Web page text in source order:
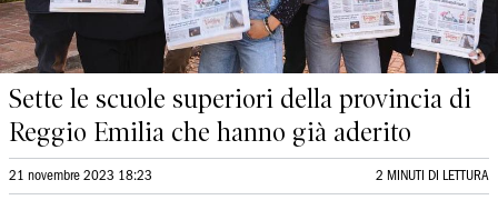
Sette le scuole superiori della provincia di
Reggio Emilia che hanno già aderito
21 novembre 2023 18:23 2 MINUTI DI LETTURA